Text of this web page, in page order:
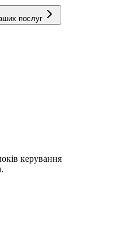
послуг
керування